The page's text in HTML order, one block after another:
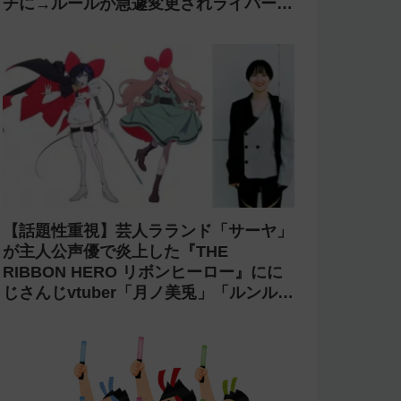
【万策尽きた?】「星街すいせい」と
OrchestraのCDがアニメ制作の進行問
題で発売中止に